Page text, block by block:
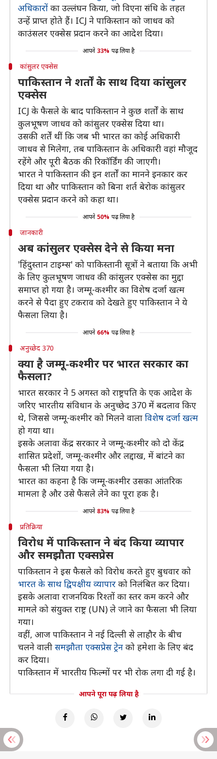
अधिकारों का उल्लंघन किया, जो विएना संधि के तहत
उन्हें प्राप्त होते हैं। ICJ ने पाकिस्तान को जाधव को
काउंसलर एक्सेस प्रदान करने का आदेश दिया।
आपने 33% पढ़ लिया है
कांसुलर एक्सेस
पाकिस्तान ने शर्तों के साथ दिया कांसुलर
एक्सेस
ICJ के फैसले के बाद पाकिस्तान ने कुछ शर्तों के साथ
कुलभूषण जाधव को कांसुलर एक्सेस दिया था।
उसकी शर्तें थीं कि जब भी भारत का कोई अधिकारी
जाधव से मिलेगा, तब पाकिस्तान के अधिकारी वहां मौजूद
रहेंगे और पूरी बैठक की रिकॉर्डिंग की जाएगी।
भारत ने पाकिस्तान की इन शर्तों का मानने इनकार कर
दिया था और पाकिस्तान को बिना शर्त बेरोक कांसुलर
एक्सेस प्रदान करने को कहा था।
आपने 50% पढ़ लिया है
जानकारी
अब कांसुलर एक्सेस देने से किया मना
'हिंदुस्तान टाइम्स' को पाकिस्तानी सूत्रों ने बताया कि अभी
के लिए कुलभूषण जाधव की कांसुलर एक्सेस का मुद्दा
समाप्त हो गया है। जम्मू-कश्मीर का विशेष दर्जा खत्म
करने से पैदा हुए टकराव को देखते हुए पाकिस्तान ने ये
फैसला लिया है।
आपने 66% पढ़ लिया है
अनुच्छेद 370
क्या है जम्मू-कश्मीर पर भारत सरकार का
फैसला?
भारत सरकार ने 5 अगस्त को राष्ट्रपति के एक आदेश के
जरिए भारतीय संविधान के अनुच्छेद 370 में बदलाव किए
थे, जिससे जम्मू-कश्मीर को मिलने वाला विशेष दर्जा खत्म
हो गया था।
इसके अलावा केंद्र सरकार ने जम्मू-कश्मीर को दो केंद्र
शासित प्रदेशों, जम्मू-कश्मीर और लद्दाख, में बांटने का
फैसला भी लिया गया है।
भारत का कहना है कि जम्मू-कश्मीर उसका आंतरिक
मामला है और उसे फैसले लेने का पूरा हक है।
आपने 83% पढ़ लिया है
प्रतिक्रिया
विरोध में पाकिस्तान ने बंद किया व्यापार
और समझौता एक्सप्रेस
पाकिस्तान ने इस फैसले को विरोध करते हुए बुधवार को
भारत के साथ द्विपक्षीय व्यापार को निलंबित कर दिया।
इसके अलावा राजनयिक रिश्तों का स्तर कम करने और
मामले को संयुक्त राष्ट्र (UN) ले जाने का फैसला भी लिया
गया।
वहीं, आज पाकिस्तान ने नई दिल्ली से लाहौर के बीच
चलने वाली समझौता एक्सप्रेस ट्रेन को हमेशा के लिए बंद
कर दिया।
पाकिस्तान में भारतीय फिल्मों पर भी रोक लगा दी गई है।
आपने पूरा पढ़ लिया है